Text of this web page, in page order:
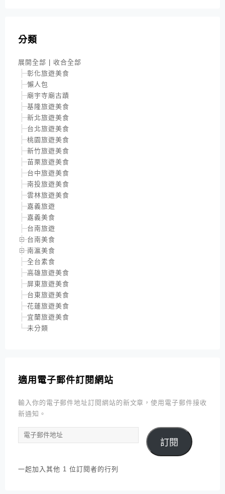
分類
展開全部 | 收合全部
彰化旅遊美食
懶人包
廟宇寺廟古蹟
基隆旅遊美食
新北旅遊美食
台北旅遊美食
桃園旅遊美食
新竹旅遊美食
苗栗旅遊美食
台中旅遊美食
南投旅遊美食
雲林旅遊美食
嘉義旅遊
嘉義美食
台南旅遊
台南美食
南瀛美食
全台素食
高雄旅遊美食
屏東旅遊美食
台東旅遊美食
花蓮旅遊美食
宜蘭旅遊美食
未分類
適用電子郵件訂閱網站
輸入你的電子郵件地址訂閱網站的新文章，使用電子郵件接收
新通知。
電
子
件
訂閱
一起加入其他 1 位訂閱者的行列